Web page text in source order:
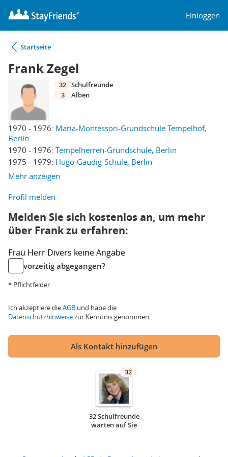
Einloggen
Startseite
Frank Zegel
1970 - 1976: Maria-Montessori-Grundschule Tempelhof,
Berlin
1970 - 1976: Tempelherren-Grundschule, Berlin
1975 - 1979: Hugo-Gaudig-Schule, Berlin
Mehr anzeigen
32 Schulfreunde
3
Alben
Profil melden
Melden Sie sich kostenlos an, um mehr
über Frank zu erfahren:
Frau Herr Divers keine Angabe
vorzeitig abgegangen?
* Pflichtfelder
Ich akzeptiere dieAGB und habe die
Datenschutzhinweisezur Kenntnis genommen.
Als Kontakt hinzufügen
32
32 Schulfreunde
warten auf Sie